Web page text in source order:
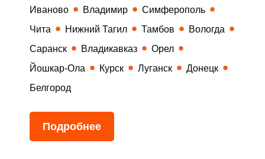
Иваново
Владимир
Симферополь
Чита
Нижний Тагил Тамбов
Вологда
Саранск
Владикавказ
Орел
Йошкар-Ола
Курск Луганск
Донецк
Белгород
Подробнее